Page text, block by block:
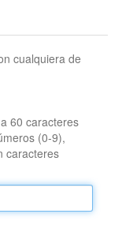
cualquiera de
60 caracteres
(0-9),
caracteres